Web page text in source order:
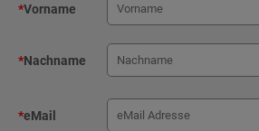
*Vorname
*Nachname
*eMail